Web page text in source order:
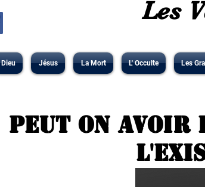
Les
Dieu Jésus La Mort L' Occulte Les
Peut on avoir